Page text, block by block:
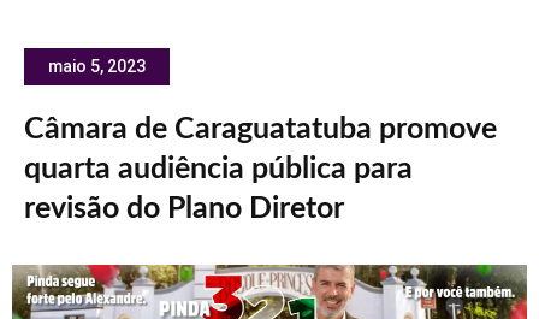
maio 5, 2023
Câmara de Caraguatatuba promove
quarta audiência pública para
revisão do Plano Diretor